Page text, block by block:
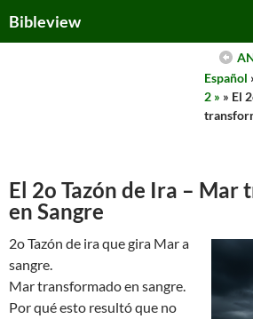
toBibleview
Español
2 » » El
El 2o Tazón de Ira – Mar
en Sangre
2o Tazón de ira que gira Mar a
sangre.
Mar transformado en sangre.
Por qué esto resultó que no